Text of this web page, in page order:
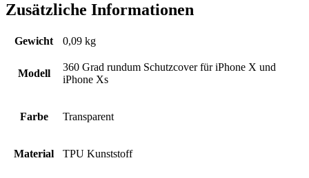
Zusätzliche Informationen
Gewicht 0,09 kg
Modell
360 Grad rundum Schutzcover für iPhone X und
iPhone Xs
Farbe Transparent
Material TPU Kunststoff